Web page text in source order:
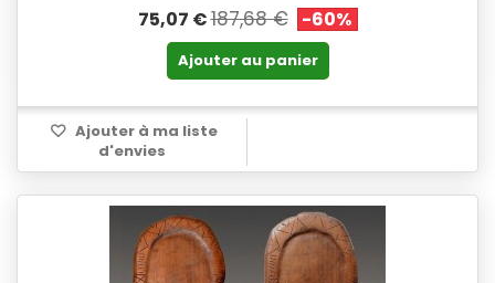
75,07 €187,68 € -60%
Ajouter au panier
Ajouter à ma liste
d'envies